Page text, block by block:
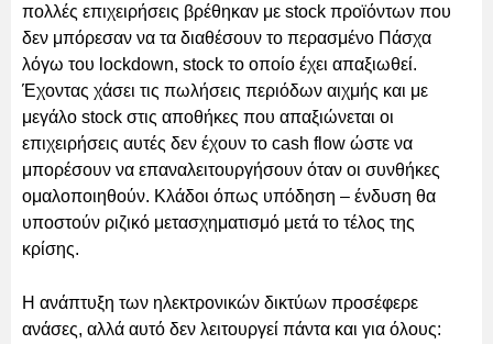
πολλές επιχειρήσεις βρέθηκαν με stock προϊόντων που
δεν μπόρεσαν να τα διαθέσουν το περασμένο Πάσχα
λόγω του lockdown, stock το οποίο έχει απαξιωθεί.
Έχοντας χάσει τις πωλήσεις περιόδων αιχμής και με
μεγάλο stock στις αποθήκες που απαξιώνεται οι
επιχειρήσεις αυτές δεν έχουν το cash flow ώστε να
μπορέσουν να επαναλειτουργήσουν όταν οι συνθήκες
ομαλοποιηθούν. Κλάδοι όπως υπόδηση – ένδυση θα
υποστούν ριζικό μετασχηματισμό μετά το τέλος της
κρίσης.
Η ανάπτυξη των ηλεκτρονικών δικτύων προσέφερε
ανάσες, αλλά αυτό δεν λειτουργεί πάντα και για όλους: